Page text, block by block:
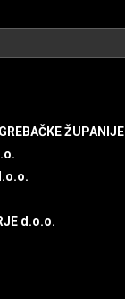
ŽUPANIJE
d.o.o.